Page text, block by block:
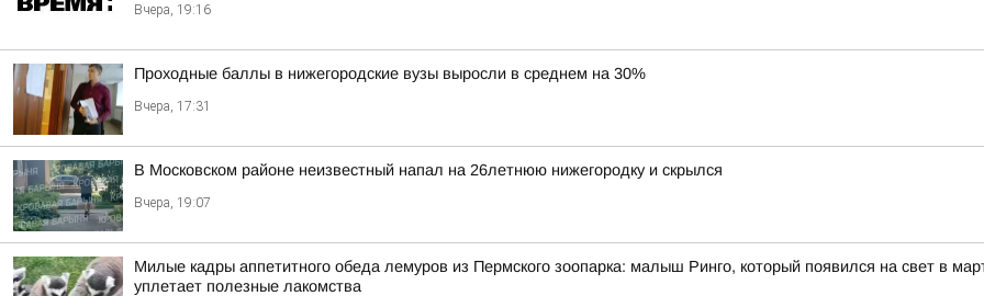
Вчера, 19:16
Проходные баллы в нижегородские вузы выросли в среднем на 30%
Вчера, 17:31
В Московском районе неизвестный напал на 26летнюю нижегородку и скрылся
Вчера, 19:07
Милые кадры аппетитного обеда лемуров из Пермского зоопарка: малыш Ринго, который появился на свет в
уплетает полезные лакомства